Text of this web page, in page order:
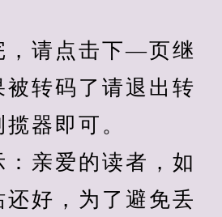
请点击下—页继
转码了请退出转
器即可。
亲爱的读者，如
好，为了避免丢